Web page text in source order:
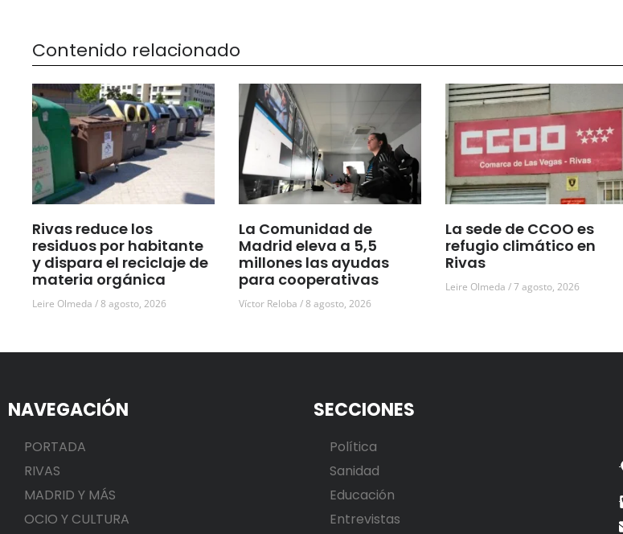
Contenido relacionado
Rivas reduce los
residuos por habitante
y dispara el reciclaje de
materia orgánica
Leire Olmeda 8 agosto, 2026
La Comunidad de
Madrid eleva a 5,5
millones las ayudas
para cooperativas
Víctor Reloba 8 agosto, 2026
La sede de CCOO es
refugio climático en
Rivas
Leire Olmeda 7 agosto, 2026
NAVEGACIÓN
PORTADA
RIVAS
MADRID Y MÁS
OCIO Y CULTURA
SECCIONES
Política
Sanidad
Educación
Entrevistas